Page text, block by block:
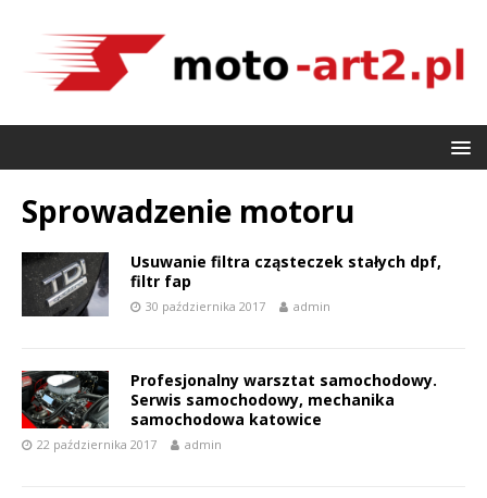
Sprowadzenie motoru
Usuwanie filtra cząsteczek stałych dpf,
filtr fap
30 października 2017 admin
Profesjonalny warsztat samochodowy.
Serwis samochodowy, mechanika
samochodowa katowice
22 października 2017 admin